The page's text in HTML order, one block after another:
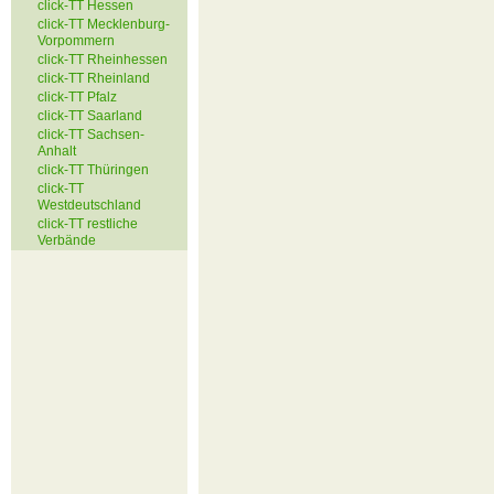
click-TT Hessen
click-TT Mecklenburg-
Vorpommern
click-TT Rheinhessen
click-TT Rheinland
click-TT Pfalz
click-TT Saarland
click-TT Sachsen-
Anhalt
click-TT Thüringen
click-TT
Westdeutschland
click-TT restliche
Verbände